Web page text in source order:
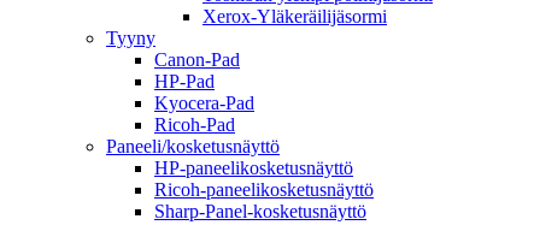
Xerox-Yläkeräilijäsormi
Tyyny
Canon-Pad
HP-Pad
Kyocera-Pad
Ricoh-Pad
Paneeli/kosketusnäyttö
HP-paneelikosketusnäyttö
Ricoh-paneelikosketusnäyttö
Sharp-Panel-kosketusnäyttö